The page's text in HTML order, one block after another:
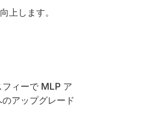
上します。
ィーで MLP ア
アップグレード